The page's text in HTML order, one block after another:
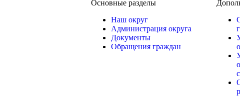
Основные разделы
Наш округ
Администрация округа
Документы
Обращения граждан